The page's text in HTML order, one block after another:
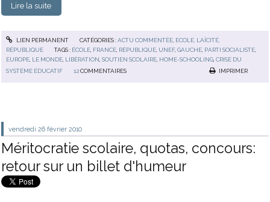
Lire la suite
LIEN PERMANENT CATÉGORIES :ACTU COMMENTÉE, ECOLE, LAÏCITÉ,
RÉPUBLIQUE
TAGS : ÉCOLE, FRANCE, RÉPUBLIQUE, UNEF,GAUCHE, PARTI SOCIALISTE,
EUROPE, LE MONDE, LIBÉRATION,SOUTIEN SCOLAIRE, HOME-SCHOOLING,CRISE DU
SYSTÈME ÉDUCATIF
12 COMMENTAIRES IMPRIMER
vendredi 26 février 2010
Méritocratie scolaire, quotas, concours:
retour sur un billet d'humeur